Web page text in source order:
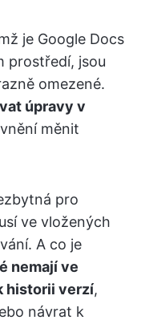
je Google Docs
prostředí, jsou
omezené.
úpravy v
měnit
pro
ve vložených
A co je
nemají ve
historii verzí,
návrat k